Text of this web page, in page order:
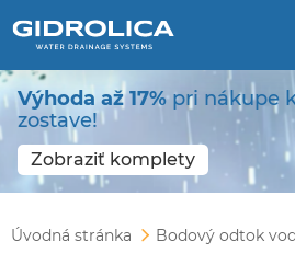
Výhoda až 17%pri nákupe
zostave!
Zobraziť komplety
Úvodná stránka Bodový odtok